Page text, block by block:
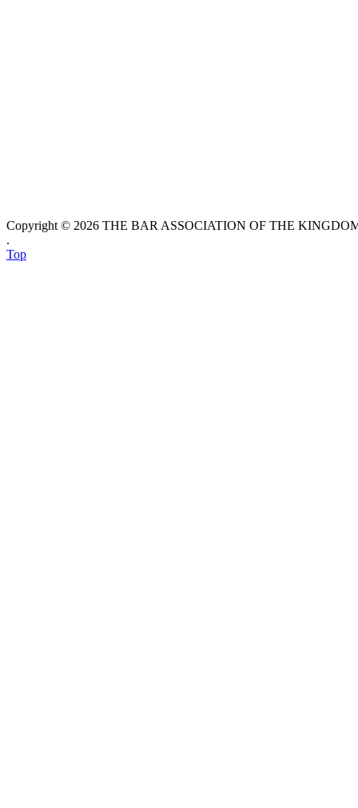
Copyright © 2026 THE BAR ASSOCIATION OF THE
.
Top